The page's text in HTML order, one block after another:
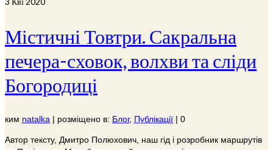
Містичні Товтри. Сакральна
печера-сховок, волхви та сліди
Богородиці
ким natalka | розміщено в: Блог, Публікації | 0
Автор тексту, Дмитро Полюхович, наш гід і розробник маршрутів